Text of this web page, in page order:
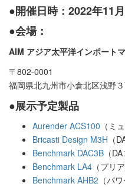
●開催日時：2022年11
●会場：
AIM アジア太平洋インポート
〒802-0001
福岡県北九州市小倉北区浅野
●展示予定製品
Aurender ACS100 （ミ
Bricasti Design M3H （
Benchmark DAC3B （
Benchmark LA4 （プリ
Benchmark AHB2 （パ